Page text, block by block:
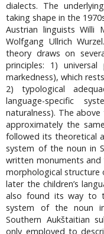
dialects. The
taking shape in the
Austrian linguists Willi
Wolfgang Ullrich
theory draws on
principles: 1) universal
markedness), which
2) typological
language-specific
naturalness). The
approximately the
followed its theoretical
system of the noun in
written monuments and
morphological structure
later the children’s
also found its way to
system of the noun
Southern Aukštaitian
only employed to